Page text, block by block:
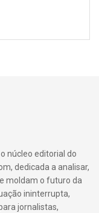
núcleo editorial do
dedicada a analisar,
moldam o futuro da
ininterrupta,
jornalistas,